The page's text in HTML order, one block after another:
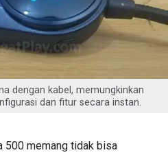
dengan kabel, memungkinkan
dan fitur secara instan.
500 memang tidak bisa